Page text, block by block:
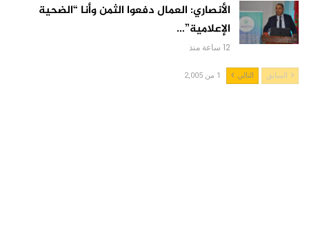
الأنصاري: العمال دفعوا الثمن وأنا “الضحية
الإعلامية”…
12 ساعة منذ
السابق التالي 1 من 2,005